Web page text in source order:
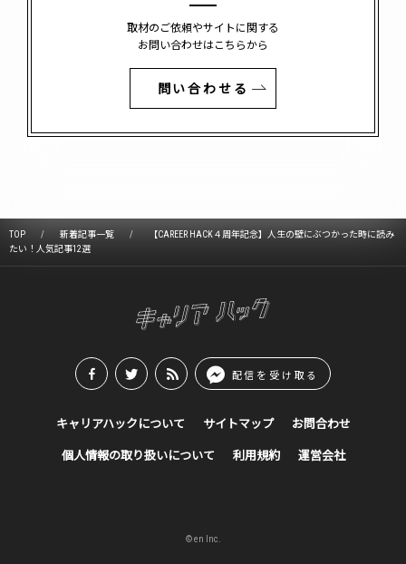
取材のご依頼やサイトに関する
お問い合わせはこちらから
問い合わせる
TOP 新着記事一覧
【CAREER HACK４周年記念】人生の壁にぶつかった時に読み
たい！人気記事12選
配信を受け取る
キャリアハックについて サイトマップ お問合わせ
個人情報の取り扱いについて 利用規約 運営会社
© en Inc.